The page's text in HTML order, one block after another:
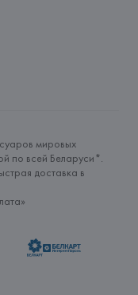
мировых
по всей Беларуси*.
доставка в
»